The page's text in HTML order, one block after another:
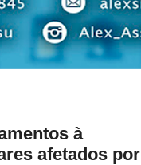
à
afetados por